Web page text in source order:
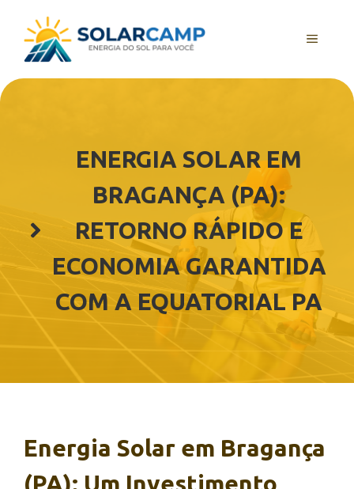
conteúdo
MENU
ENERGIA SOLAR EM
BRAGANÇA (PA):
RETORNO RÁPIDO E
ECONOMIA GARANTIDA
COM A EQUATORIAL PA
Energia Solar em Bragança
(PA): Um Investimento